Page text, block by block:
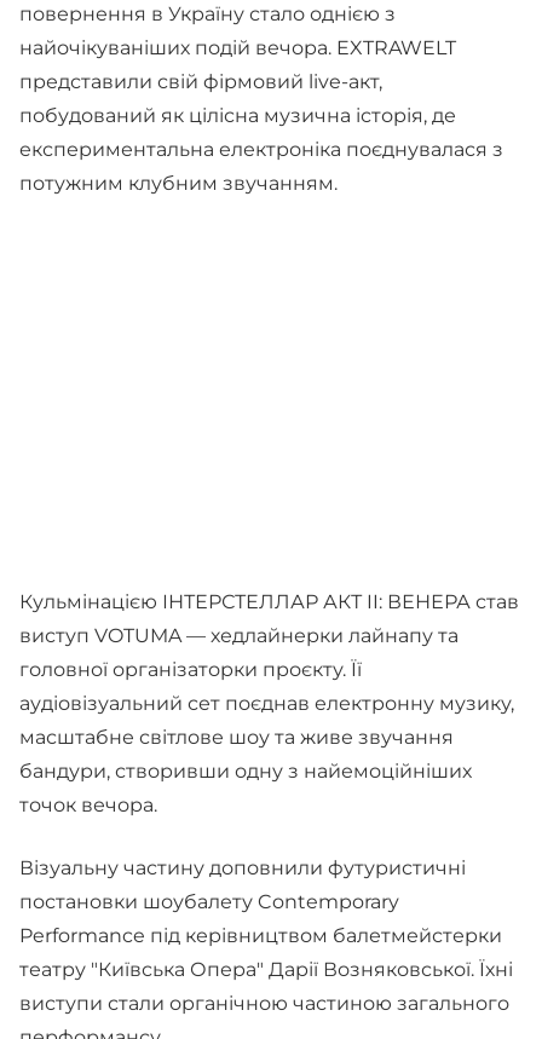
повернення в Україну стало однією з
найочікуваніших подій вечора. EXTRAWELT
представили свій фірмовий live-акт,
побудований як цілісна музична історія, де
експериментальна електроніка поєднувалася з
потужним клубним звучанням.
Кульмінацією ІНТЕРСТЕЛЛАР АКТ II: ВЕНЕРА став
виступ VOTUMA — хедлайнерки лайнапу та
головної організаторки проєкту. Її
аудіовізуальний сет поєднав електронну музику,
масштабне світлове шоу та живе звучання
бандури, створивши одну з найемоційніших
точок вечора.
Візуальну частину доповнили футуристичні
постановки шоубалету Contemporary
Performance під керівництвом балетмейстерки
театру "Київська Опера" Дарії Возняковської. Їхні
виступи стали органічною частиною загального